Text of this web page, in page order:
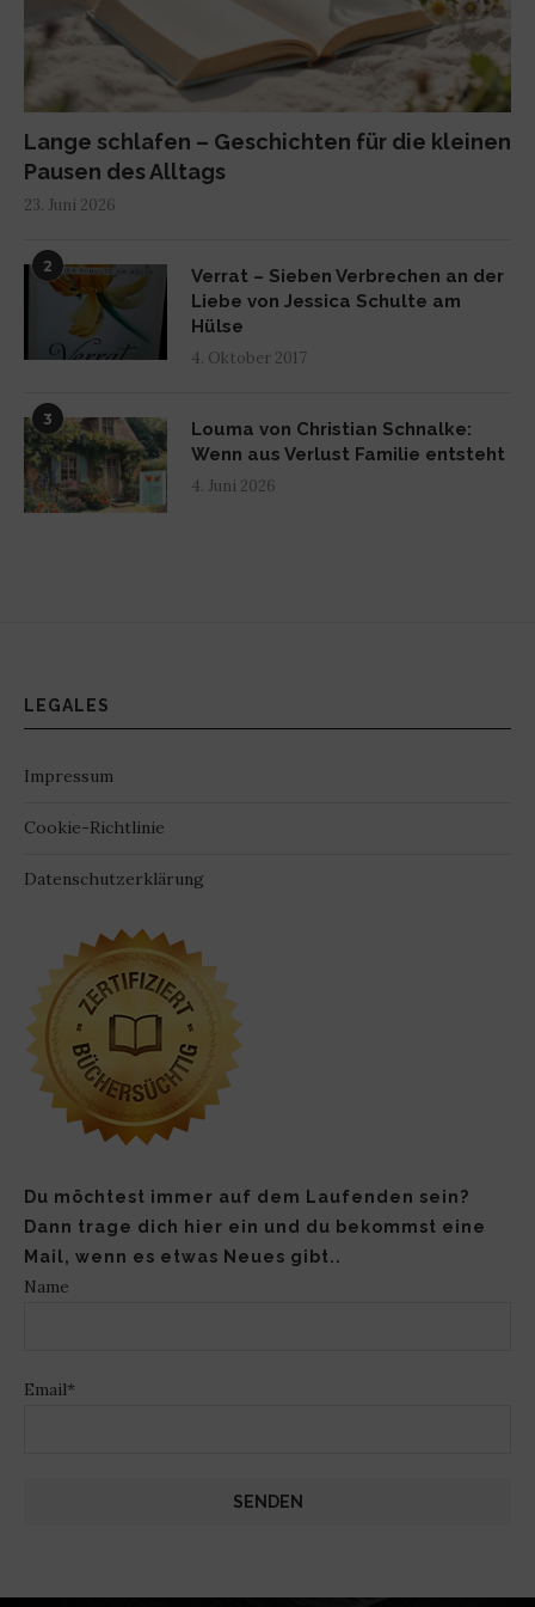
Lange schlafen – Geschichten für die kleinen
Pausen des Alltags
23. Juni 2026
2
Verrat – Sieben Verbrechen an der
Liebe von Jessica Schulte am
Hülse
4. Oktober 2017
3
Louma von Christian Schnalke:
Wenn aus Verlust Familie entsteht
4. Juni 2026
LEGALES
Impressum
Cookie-Richtlinie
Datenschutzerklärung
Du möchtest immer auf dem Laufenden sein?
Dann trage dich hier ein und du bekommst eine
Mail, wenn es etwas Neues gibt..
Name
Email*